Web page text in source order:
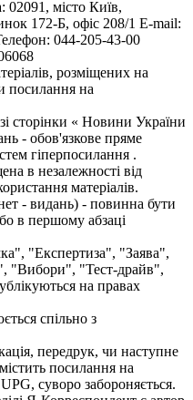
02091, місто Київ,
172-Б, офіс 208/1 E-mail:
044-205-43-00
розміщених на
посилання на
сторінки « Новини України
- обов'язкове пряме
гіперпосилання .
в незалежності від
матеріалів.
- видань) - повинна бути
в першому абзаці
"Експертиза", "Заява",
"Вибори", "Тест-драйв",
на правах
спільно з
передрук, чи наступне
посилання на
суворо забороняється.